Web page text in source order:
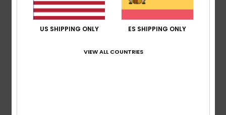
5
US SHIPPING ONLY ES SHIPPING ONLY
VIEW ALL COUNTRIES